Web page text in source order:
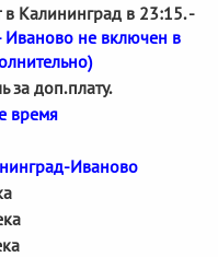
Калининград в 23:15. -
Иваново не включен в
за доп.плату.
время
Иваново